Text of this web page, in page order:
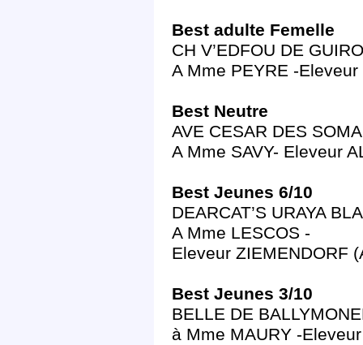
Best adulte Femelle
CH V’EDFOU DE
A Mme PEYRE -
Best Neutre
AVE CESAR DES
A Mme SAVY- Eleveur
Best Jeunes 6/10
DEARCAT’S URAYA
A Mme LESCOS -
Eleveur ZIEMENDORF
Best Jeunes 3/10
BELLE DE
à Mme MAURY -